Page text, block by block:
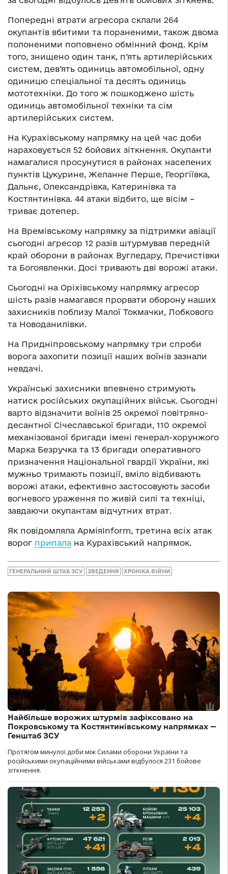
Попередні втрати агресора склали 264
окупантів вбитими та пораненими, також двома
полоненими поповнено обмінний фонд. Крім
того, знищено один танк, п’ять артилерійських
систем, дев’ять одиниць автомобільної, одну
одиницю спеціальної та десять одиниць
мототехніки. До того ж пошкоджено шість
одиниць автомобільної техніки та сім
артилерійських систем.
На Курахівському напрямку на цей час доби
нараховується 52 бойових зіткнення. Окупанти
намагалися просунутися в районах населених
пунктів Цукурине, Желанне Перше, Георгіївка,
Дальнє, Олександрівка, Катеринівка та
Костянтинівка. 44 атаки відбито, ще вісім –
триває дотепер.
На Времівському напрямку за підтримки авіації
сьогодні агресор 12 разів штурмував передній
край оборони в районах Вугледару, Пречистівки
та Богоявленки. Досі тривають дві ворожі атаки.
Сьогодні на Оріхівському напрямку агресор
шість разів намагався прорвати оборону наших
захисників поблизу Малої Токмачки, Лобкового
та Новоданилівки.
На Придніпровському напрямку три спроби
ворога захопити позиції наших воїнів зазнали
невдачі.
Українські захисники впевнено стримують
натиск російських окупаційних військ. Сьогодні
варто відзначити воїнів 25 окремої повітряно-
десантної Січеславської бригади, 110 окремої
механізованої бригади імені генерал-хорунжого
Марка Безручка та 13 бригади оперативного
призначення Національної гвардії України, які
мужньо тримають позиції, вміло відбивають
ворожі атаки, ефективно застосовують засоби
вогневого ураження по живій силі та техніці,
завдаючи окупантам відчутних втрат.
Як повідомляла АрміяInform, третина всіх атак
ворог припала на Курахівський напрямок.
ГЕНЕРАЛЬНИЙ ШТАБ ЗСУ ЗВЕДЕННЯ ХРОНІКА ВІЙНИ
Найбільше ворожих штурмів зафіксовано на
Покровському та Костянтинівському напрямках —
Генштаб ЗСУ
Протягом минулої доби між Силами оборони України та
російськими окупаційними військами відбулося 231 бойове
зіткнення.